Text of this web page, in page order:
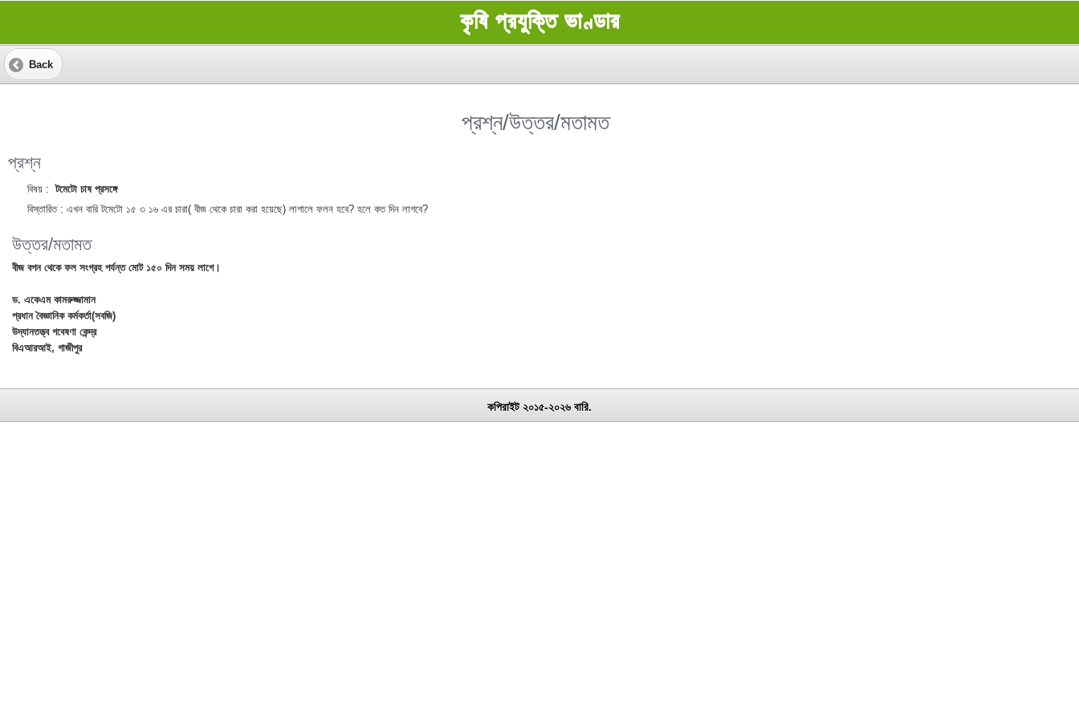
কৃষি প্রযুক্তি ভাণ্ডার
Back
প্রশ্ন/উত্তর/মতামত
প্রশ্ন
বিষয় : টমেটো চাষ প্রসঙ্গে
বিস্তারিত : এখন বারি টমেটো ১৫ ৩ ১৬ এর চারা( বীজ থেকে চারা করা হয়েছে) লাগালে ফলন হবে? হলে কত দিন লাগবে?
উত্তর/মতামত
বীজ বপন থেকে ফল সংগ্রহ পর্যন্ত মোট ১৫০ দিন সময় লাগে।
ড. একেএম কামরুজ্জামান
প্রধান বৈজ্ঞানিক কর্মকর্তা(সবজি)
উদ্যানতত্ত্ব গবেষণা কেন্দ্র
বিএআরআই, গাজীপুর
কপিরাইট ২০১৫-২০২৬ বারি.